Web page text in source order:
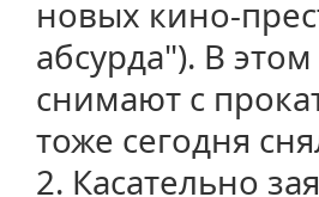
новых кино-
абсурда"). В
снимают с
тоже сегодня
2. Касательно